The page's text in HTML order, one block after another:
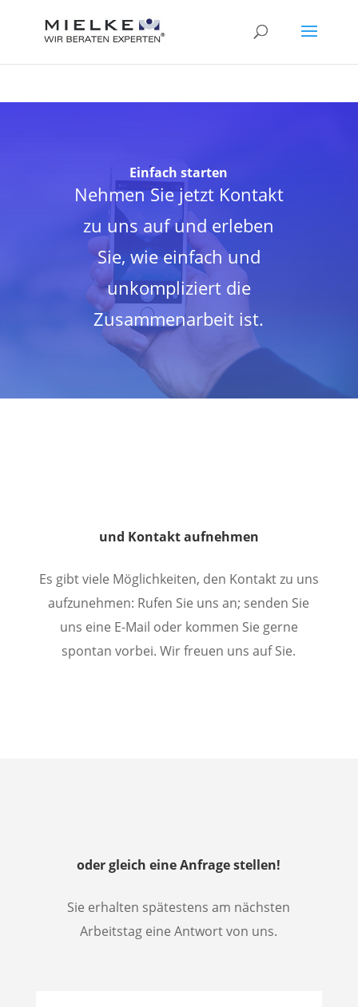
MIELKE Versicherungsmakler AG
Bewertungen auf ProvenExpert.com
Einfach starten
Nehmen Sie jetzt Kontakt
zu uns auf und erleben
Sie, wie einfach und
unkompliziert die
Zusammenarbeit ist.
und Kontakt aufnehmen
Es gibt viele Möglichkeiten, den Kontakt zu uns
aufzunehmen: Rufen Sie uns an; senden Sie
uns eine E-Mail oder kommen Sie gerne
spontan vorbei. Wir freuen uns auf Sie.
oder gleich eine Anfrage stellen!
Sie erhalten spätestens am nächsten
Arbeitstag eine Antwort von uns.